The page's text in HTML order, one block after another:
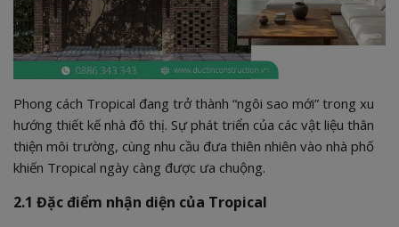
Phong cách Tropical đang trở thành “ngôi sao mới” trong xu
hướng thiết kế nhà đô thị. Sự phát triển của các vật liệu thân
thiện môi trường, cùng nhu cầu đưa thiên nhiên vào nhà phố
khiến Tropical ngày càng được ưa chuộng.
2.1 Đặc điểm nhận diện của Tropical